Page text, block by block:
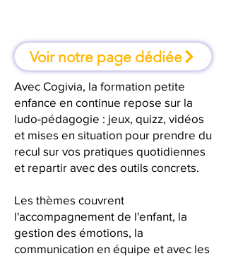
Voir notre page dédiée
Avec Cogivia, la formation petite
enfance en continue repose sur la
ludo-pédagogie : jeux, quizz, vidéos
et mises en situation pour prendre du
recul sur vos pratiques quotidiennes
et repartir avec des outils concrets.
Les thèmes couvrent
l'accompagnement de l'enfant, la
gestion des émotions, la
communication en équipe et avec les